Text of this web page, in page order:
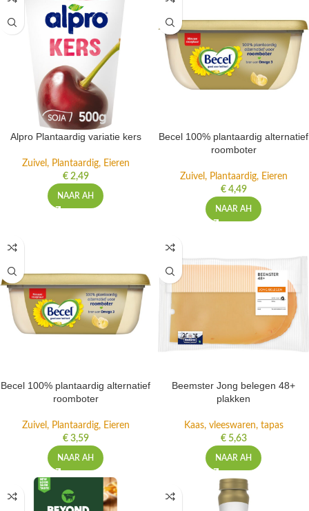
Alpro Plantaardig variatie kers
Zuivel, Plantaardig, Eieren
€2,49
NAAR AH
Becel 100% plantaardig alternatief
roomboter
Zuivel, Plantaardig, Eieren
€4,49
NAAR AH
Becel 100% plantaardig alternatief
roomboter
Zuivel, Plantaardig, Eieren
€3,59
NAAR AH
Beemster Jong belegen 48+
plakken
Kaas, vleeswaren, tapas
€5,63
NAAR AH